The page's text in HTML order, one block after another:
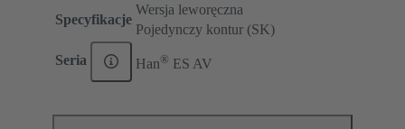
Specyfikacje
Wersja leworęczna
Pojedynczy kontur (SK)
Seria Han® ES AV